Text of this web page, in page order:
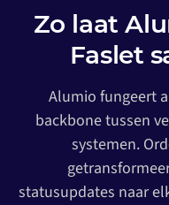
Zo laat
Faslet
Alumio fungeert
backbone tussen
systemen.
statusupdates naar